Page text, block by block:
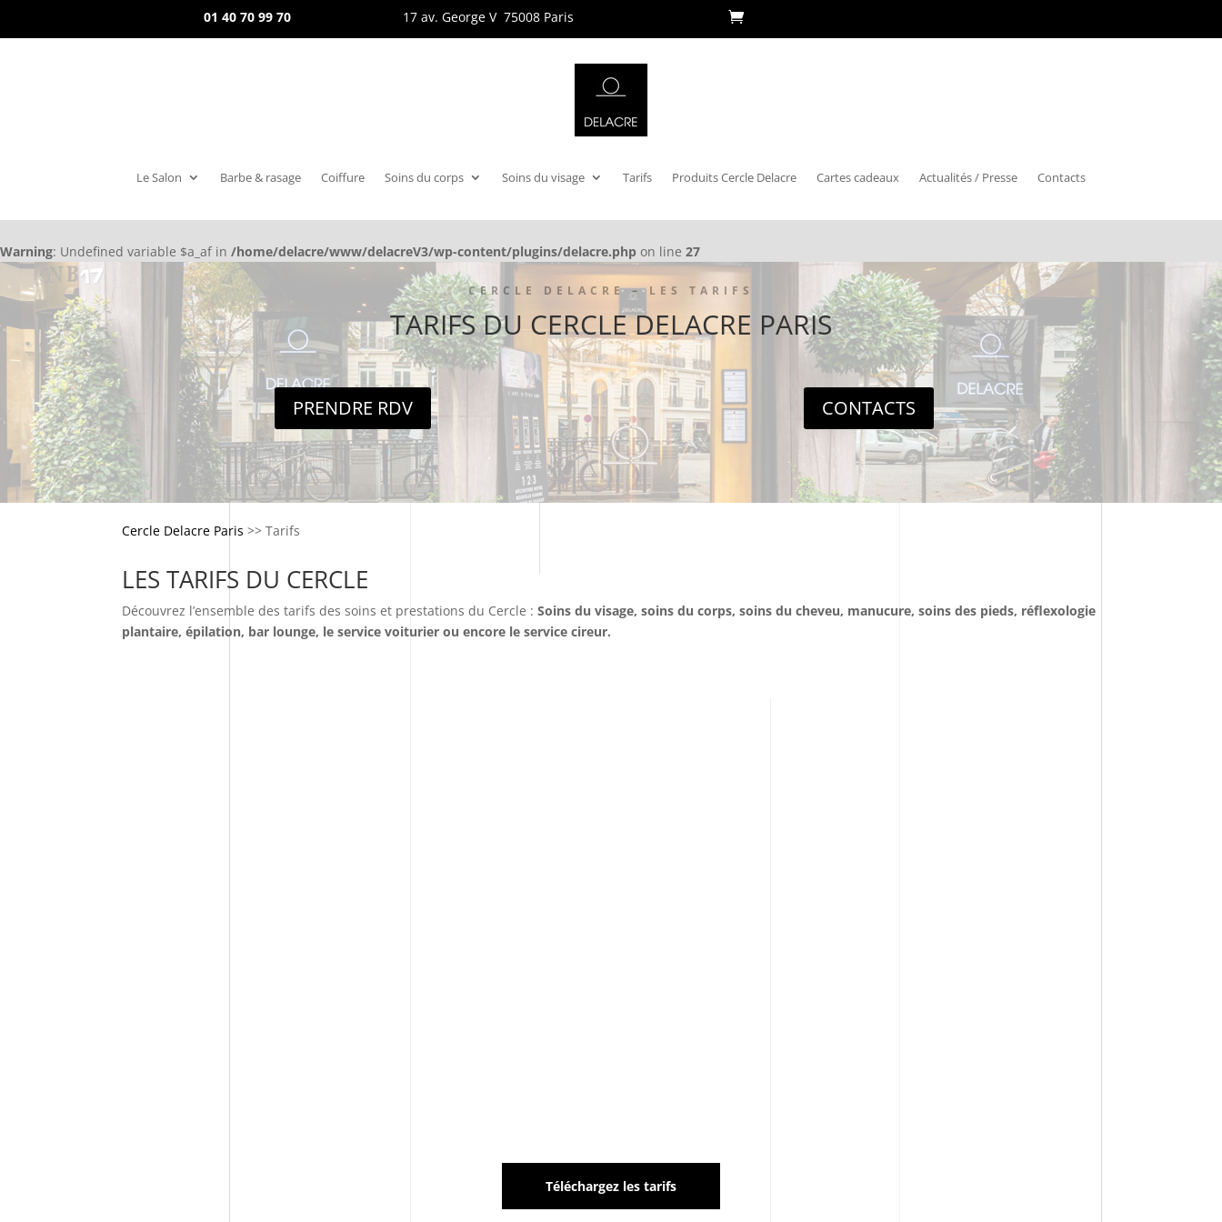
01 40 70 99 70 17 av. George V 75008 Paris
Le Salon Barbe & rasage Coiffure Soins du corps Soins du visage Tarifs Produits Cercle Delacre Cartes cadeaux Actualités / Presse Contacts
Warning: Undefined variable $a_af in /home/delacre/www/delacreV3/wp-content/plugins/delacre.php on line 27
CERCLE DELACRE – LES TARIFS
TARIFS DU CERCLE DELACRE PARIS
PRENDRE RDV CONTACTS
Cercle Delacre Paris >>Tarifs
LES TARIFS DU CERCLE
Découvrez l’ensemble des tarifs des soins et prestations du Cercle : Soins du visage, soins du corps, soins du cheveu, manucure, soins des pieds, réflexologie
plantaire, épilation, bar lounge, le service voiturier ou encore le service cireur.
Téléchargez les tarifs